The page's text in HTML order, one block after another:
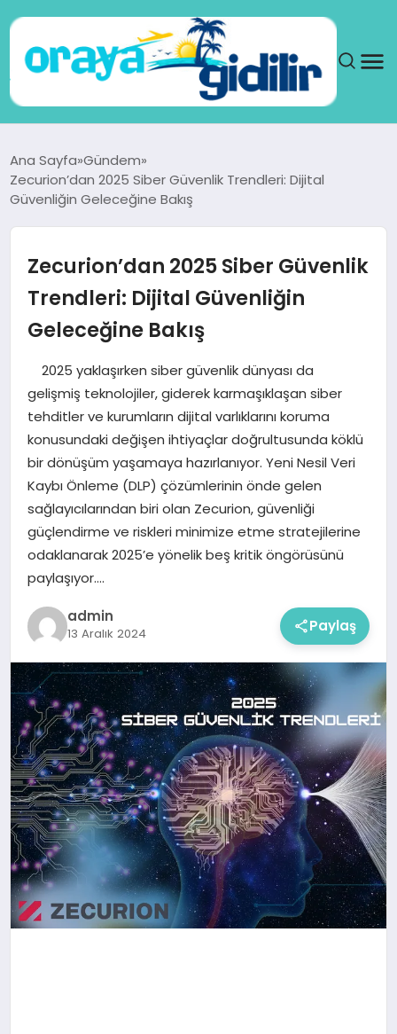
SAĞLIK
TEKNOLOJI
YAŞAM
Ana Sayfa Gündem
Zecurion’dan 2025 Siber Güvenlik Trendleri: Dijital
Güvenliğin Geleceğine Bakış
Zecurion’dan 2025 Siber Güvenlik
Trendleri: Dijital Güvenliğin
Geleceğine Bakış
2025 yaklaşırken siber güvenlik dünyası da
gelişmiş teknolojiler, giderek karmaşıklaşan siber
tehditler ve kurumların dijital varlıklarını koruma
konusundaki değişen ihtiyaçlar doğrultusunda köklü
bir dönüşüm yaşamaya hazırlanıyor. Yeni Nesil Veri
Kaybı Önleme (DLP) çözümlerinin önde gelen
sağlayıcılarından biri olan Zecurion, güvenliği
güçlendirme ve riskleri minimize etme stratejilerine
odaklanarak 2025’e yönelik beş kritik öngörüsünü
paylaşıyor….
admin
13 Aralık 2024 Paylaş